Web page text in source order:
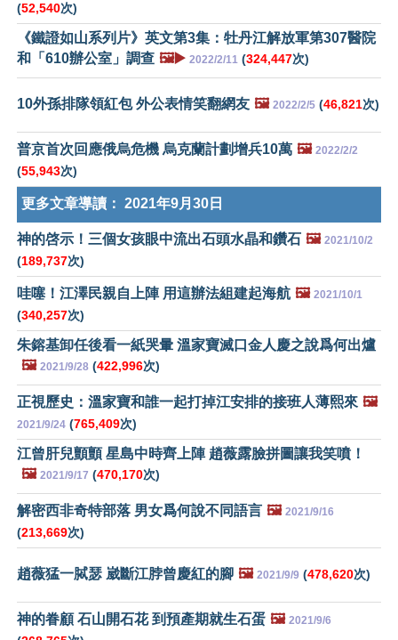
(52,540次)
《鐵證如山系列片》英文第3集：牡丹江解放軍第307醫院
和「610辦公室」調查 🖼️▶️ 2022/2/11 (324,447次)
10外孫排隊領紅包 外公表情笑翻網友 🖼️ 2022/2/5 (46,821次)
普京首次回應俄烏危機 烏克蘭計劃增兵10萬 🖼️ 2022/2/2
(55,943次)
更多文章導讀： 2021年9月30日
神的啓示！三個女孩眼中流出石頭水晶和鑽石 🖼️ 2021/10/2
(189,737次)
哇噻！江澤民親自上陣 用這辦法組建起海航 🖼️ 2021/10/1
(340,257次)
朱鎔基卸任後看一紙哭暈 溫家寶滅口金人慶之說爲何出爐
🖼️ 2021/9/28 (422,996次)
正視歷史：溫家寶和誰一起打掉江安排的接班人薄熙來 🖼️
2021/9/24 (765,409次)
江曾肝兒顫顫 星島中時齊上陣 趙薇露臉拼圖讓我笑噴！
🖼️ 2021/9/17 (470,170次)
解密西非奇特部落 男女爲何說不同語言 🖼️ 2021/9/16
(213,669次)
趙薇猛一脦瑟 崴斷江脖曾慶紅的腳 🖼️ 2021/9/9 (478,620次)
神的眷顧 石山開石花 到預產期就生石蛋 🖼️ 2021/9/6